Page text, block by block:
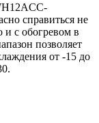
справиться не
и с обогревом в
позволяет
от -15 до